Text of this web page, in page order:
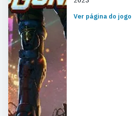
Ver página do jogo